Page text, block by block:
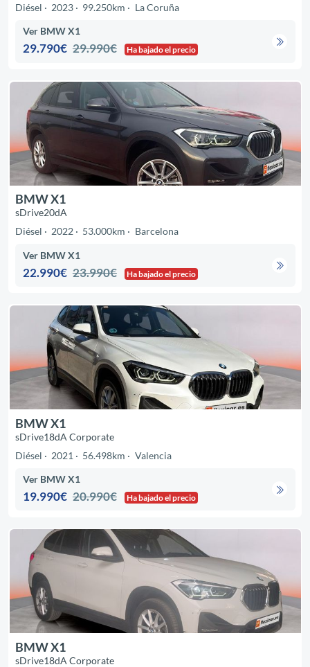
Diésel
2023 99.250km La Coruña
Ver BMW X1
29.790€ 29.990€ Ha bajado el precio
BMW X1
sDrive20dA
Diésel
2022 53.000km Barcelona
Ver BMW X1
22.990€ 23.990€ Ha bajado el precio
BMW X1
sDrive18dA Corporate
Diésel
2021 56.498km Valencia
Ver BMW X1
19.990€ 20.990€ Ha bajado el precio
BMW X1
sDrive18dA Corporate